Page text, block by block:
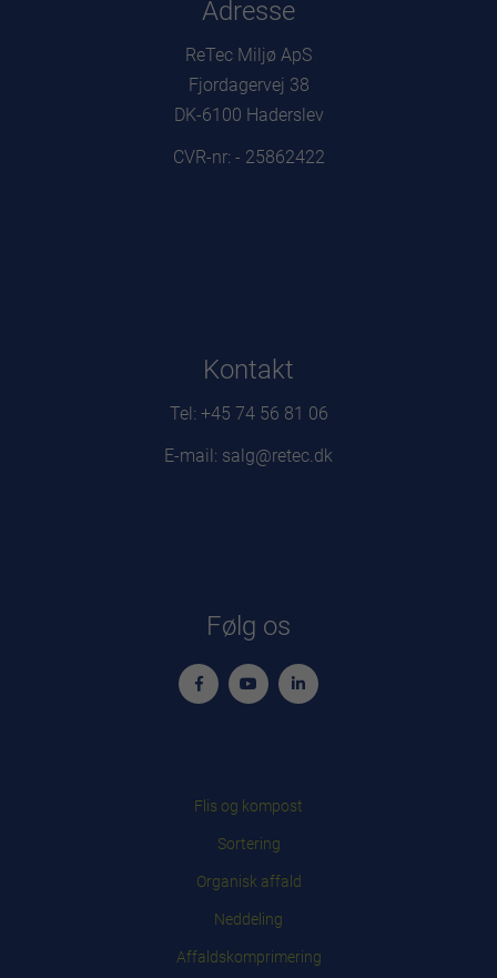
Adresse
ReTec Miljø ApS
Fjordagervej 38
DK-6100 Haderslev
CVR-nr: - 25862422
Kontakt
Tel: +45 74 56 81 06
E-mail: salg@retec.dk
Følg os
Flis og kompost
Sortering
Organisk affald
Neddeling
Affaldskomprimering